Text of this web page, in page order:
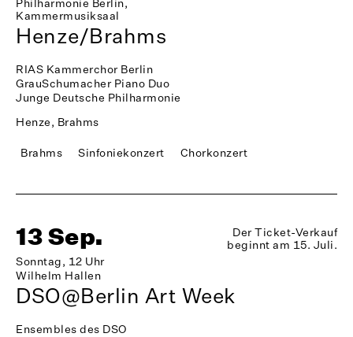
Philharmonie Berlin,
Kammermusiksaal
Henze/Brahms
RIAS Kammerchor Berlin
GrauSchumacher Piano Duo
Junge Deutsche Philharmonie
Henze, Brahms
Brahms Sinfoniekonzert Chorkonzert
13 Sep.
Sonntag, 12 Uhr
Wilhelm Hallen
Der Ticket-Verkauf
beginnt am 15. Juli.
DSO@Berlin Art Week
Ensembles des DSO